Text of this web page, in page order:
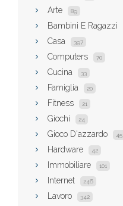
Arte 89
Bambini E Ragazzi
Casa 397
Computers 70
Cucina 33
Famiglia 20
Fitness 21
Giochi 24
Gioco D'azzardo 45
Hardware 42
Immobiliare 101
Internet 246
Lavoro 342